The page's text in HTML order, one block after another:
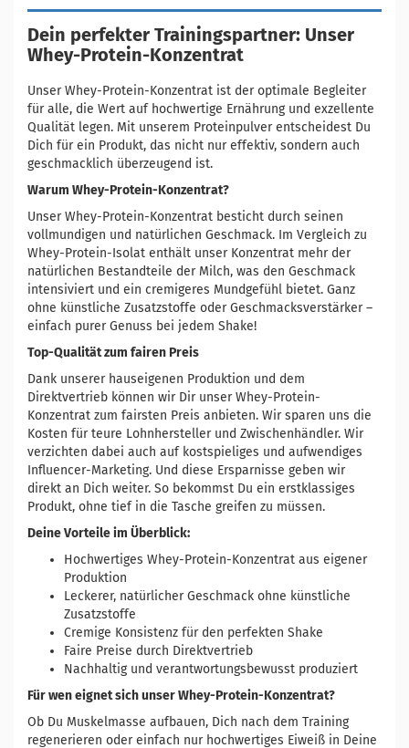
Dein perfekter Trainingspartner: Unser
Whey-Protein-Konzentrat
Unser Whey-Protein-Konzentrat ist der optimale Begleiter
für alle, die Wert auf hochwertige Ernährung und exzellente
Qualität legen. Mit unserem Proteinpulver entscheidest Du
Dich für ein Produkt, das nicht nur effektiv, sondern auch
geschmacklich überzeugend ist.
Warum Whey-Protein-Konzentrat?
Unser Whey-Protein-Konzentrat besticht durch seinen
vollmundigen und natürlichen Geschmack. Im Vergleich zu
Whey-Protein-Isolat enthält unser Konzentrat mehr der
natürlichen Bestandteile der Milch, was den Geschmack
intensiviert und ein cremigeres Mundgefühl bietet. Ganz
ohne künstliche Zusatzstoffe oder Geschmacksverstärker –
einfach purer Genuss bei jedem Shake!
Top-Qualität zum fairen Preis
Dank unserer hauseigenen Produktion und dem
Direktvertrieb können wir Dir unser Whey-Protein-
Konzentrat zum fairsten Preis anbieten. Wir sparen uns die
Kosten für teure Lohnhersteller und Zwischenhändler. Wir
verzichten dabei auch auf kostspieliges und aufwendiges
Influencer-Marketing. Und diese Ersparnisse geben wir
direkt an Dich weiter. So bekommst Du ein erstklassiges
Produkt, ohne tief in die Tasche greifen zu müssen.
Deine Vorteile im Überblick:
Hochwertiges Whey-Protein-Konzentrat aus eigener
Produktion
Leckerer, natürlicher Geschmack ohne künstliche
Zusatzstoffe
Cremige Konsistenz für den perfekten Shake
Faire Preise durch Direktvertrieb
Nachhaltig und verantwortungsbewusst produziert
Für wen eignet sich unser Whey-Protein-Konzentrat?
Ob Du Muskelmasse aufbauen, Dich nach dem Training
regenerieren oder einfach nur hochwertiges Eiweiß in Deine